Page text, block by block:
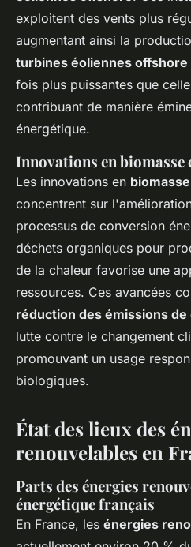
exploitent des vents plus
augmentant ainsi la
turbines éoliennes offshore
fois plus puissantes que
contribuant de manière
énergétique.
Innovations en biomasse
Les innovations en
concentrent sur
processus de conversion
déchets organiques pour
de la chaleur favorise une
ressources. Ces avancées
réduction des émissions de
lutte contre le changement
promouvant un usage
biologiques.
État des lieux des
renouvelables en
Parts des énergies
énergétique français
En France, les énergies